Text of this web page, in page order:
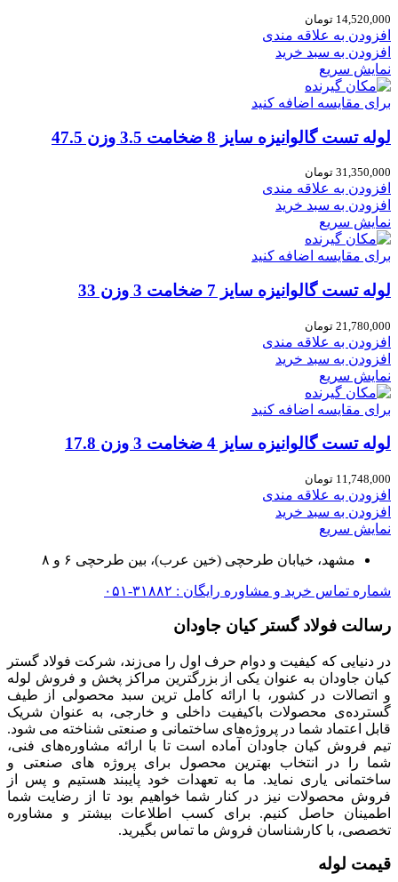
14,520,000 تومان
افزودن به علاقه مندی
افزودن به سبد خرید
نمایش سریع
برای مقایسه اضافه کنید
لوله تست گالوانیزه سایز 8 ضخامت 3.5 وزن 47.5
31,350,000 تومان
افزودن به علاقه مندی
افزودن به سبد خرید
نمایش سریع
برای مقایسه اضافه کنید
لوله تست گالوانیزه سایز 7 ضخامت 3 وزن 33
21,780,000 تومان
افزودن به علاقه مندی
افزودن به سبد خرید
نمایش سریع
برای مقایسه اضافه کنید
لوله تست گالوانیزه سایز 4 ضخامت 3 وزن 17.8
11,748,000 تومان
افزودن به علاقه مندی
افزودن به سبد خرید
نمایش سریع
مشهد، خیابان طرحچی (خین عرب)، بین طرحچی ۶ و ۸
شماره تماس خرید و مشاوره رایگان : ۳۱۸۸۲-۰۵۱
رسالت فولاد گستر کیان جاودان
در دنیایی که کیفیت و دوام حرف اول را می‌زند، شرکت فولاد گستر
کیان جاودان به عنوان یکی از بزرگترین مراکز پخش و فروش لوله
و اتصالات در کشور، با ارائه کامل ترین سبد محصولی از طیف
گسترده‌‌ی محصولات باکیفیت داخلی و خارجی، به عنوان شریک
قابل اعتماد شما در پروژه‌های ساختمانی و صنعتی شناخته می شود.
تیم فروش کیان جاودان آماده است تا با ارائه مشاوره‌های فنی،
شما را در انتخاب بهترین محصول برای پروژه های صنعتی و
ساختمانی یاری نماید. ما به تعهدات خود پایبند هستیم و پس از
فروش محصولات نیز در کنار شما خواهیم بود تا از رضایت شما
اطمینان حاصل کنیم. برای کسب اطلاعات بیشتر و مشاوره
تخصصی، با کارشناسان فروش ما تماس بگیرید.
قیمت لوله